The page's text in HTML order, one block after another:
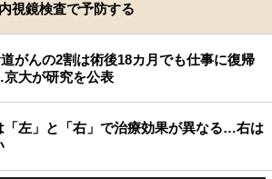
視鏡検査で予防する
がんの2割は術後18カ月でも仕事に復帰
大が研究を公表
「左」と「右」で治療効果が異なる…右は